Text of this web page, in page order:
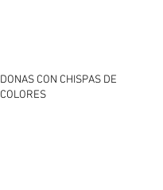
DONAS CON CHISPAS DE
COLORES